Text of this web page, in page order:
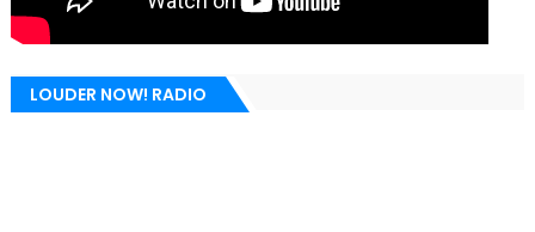
LOUDER NOW! RADIO